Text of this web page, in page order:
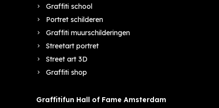
Graffiti school
Portret schilderen
Graffiti muurschilderingen
Streetart portret
Street art 3D
Graffiti shop
Graffitifun Hall of Fame Amsterdam